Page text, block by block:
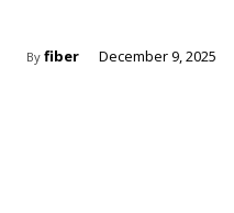
By fiber December 9, 2025